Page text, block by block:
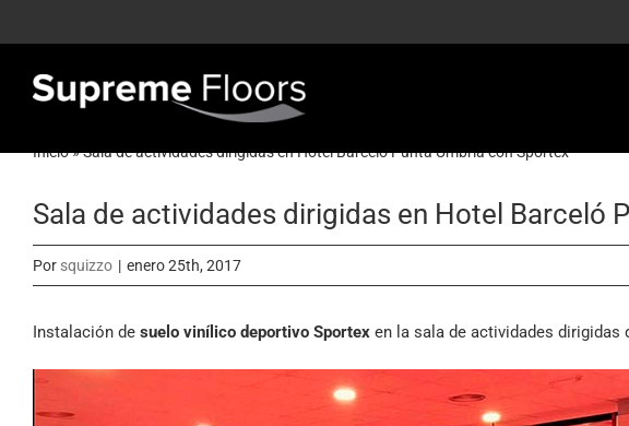
al
contenido
Inicio»Sala de actividades dirigidas en Hotel Barceló Punta Umbría con Sportex
Sala de actividades dirigidas en Hotel Barceló
Por squizzo | enero 25th, 2017
Instalación de suelo vinílico deportivo Sportex en la sala de actividades dirigidas